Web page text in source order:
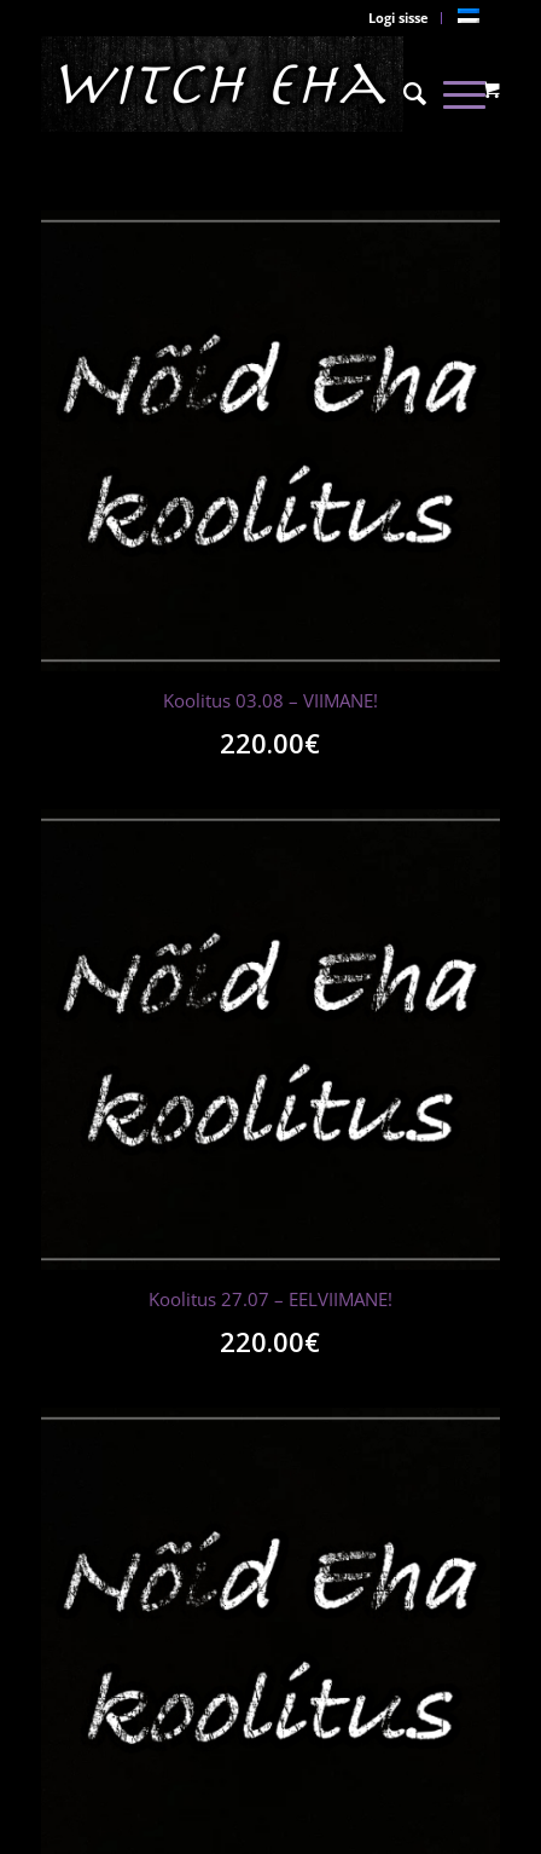
Logi sisse
Koolitus 03.08 – VIIMANE!
220.00€
Koolitus 27.07 – EELVIIMANE!
220.00€